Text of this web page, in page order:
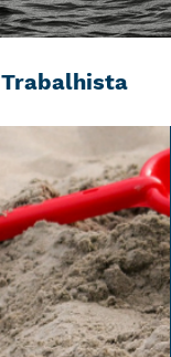
Trabalhista
Ambiental